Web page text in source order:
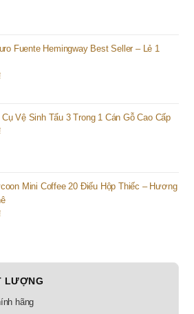
Fuente Hemingway Best Seller – Lẻ 1
Cụ Vệ Sinh Tẩu 3 Trong 1 Cán Gỗ Cao Cấp
Mini Coffee 20 Điếu Hộp Thiếc – Hương
LƯỢNG
hãng